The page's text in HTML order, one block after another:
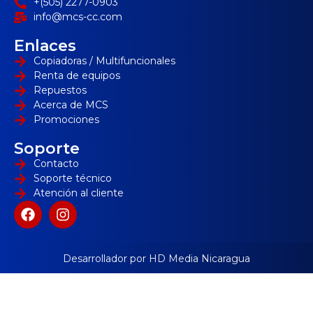
info@mcs-cc.com
Enlaces
Copiadoras / Multifuncionales
Renta de equipos
Repuestos
Acerca de MCS
Promociones
Soporte
Contacto
Soporte técnico
Atención al cliente
Desarrollador por HD Media Nicaragua